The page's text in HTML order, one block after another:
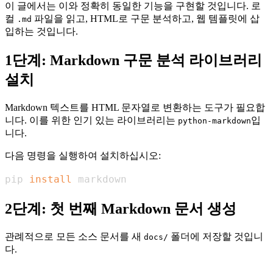
이 글에서는 이와 정확히 동일한 기능을 구현할 것입니다. 로
컬 .md 파일을 읽고, HTML로 구문 분석하고, 웹 템플릿에 삽
입하는 것입니다.
1단계: Markdown 구문 분석 라이브러리
설치
Markdown 텍스트를 HTML 문자열로 변환하는 도구가 필요합
니다. 이를 위한 인기 있는 라이브러리는 python-markdown입
니다.
다음 명령을 실행하여 설치하십시오:
pip install markdown
2단계: 첫 번째 Markdown 문서 생성
관례적으로 모든 소스 문서를 새 docs/ 폴더에 저장할 것입니
다.